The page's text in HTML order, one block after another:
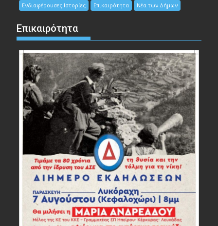
Ενδιαφέρουσες Ιστορίες Επικαιρότητα Νέα των Δήμων
Επικαιρότητα